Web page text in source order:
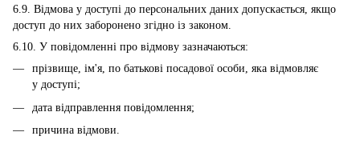
6.9. Відмова у доступі до персональних даних допускається, якщо
доступ до них заборонено згідно із законом.
6.10. У повідомленні про відмову зазначаються:
прізвище, ім'я, по батькові посадової особи, яка відмовляє
у доступі;
дата відправлення повідомлення;
причина відмови.